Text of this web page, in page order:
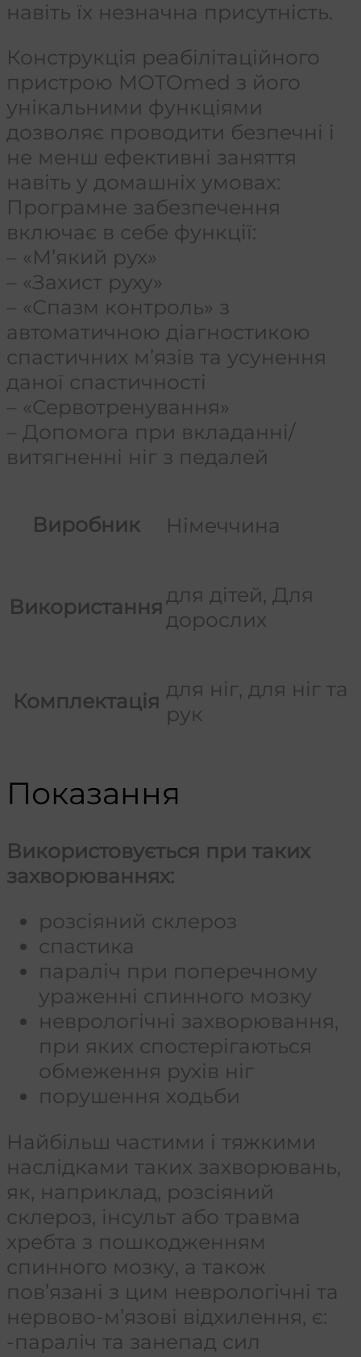
навіть їх незначна присутність.
Конструкція реабілітаційного
пристрою MOTOmed з його
унікальними функціями
дозволяє проводити безпечні і
не менш ефективні заняття
навіть у домашніх умовах:
Програмне забезпечення
включає в себе функції:
– «М’який рух»
– «Захист руху»
– «Спазм контроль» з
автоматичною діагностикою
спастичних м’язів та усунення
даної спастичності
– «Сервотренування»
– Допомога при вкладанні/
витягненні ніг з педалей
Виробник Німеччина
Використання
для дітей, Для
дорослих
Комплектація
для ніг, для ніг та
рук
Показання
Використовується при таких
захворюваннях:
розсіяний склероз
спастика
параліч при поперечному
ураженні спинного мозку
неврологічні захворювання,
при яких спостерігаються
обмеження рухів ніг
порушення ходьби
Найбільш частими і тяжкими
наслідками таких захворювань,
як, наприклад, розсіяний
склероз, інсульт або травма
хребта з пошкодженням
спинного мозку, а також
пов’язані з цим неврологічні та
нервово-м’язові відхилення, є:
-параліч та занепад сил